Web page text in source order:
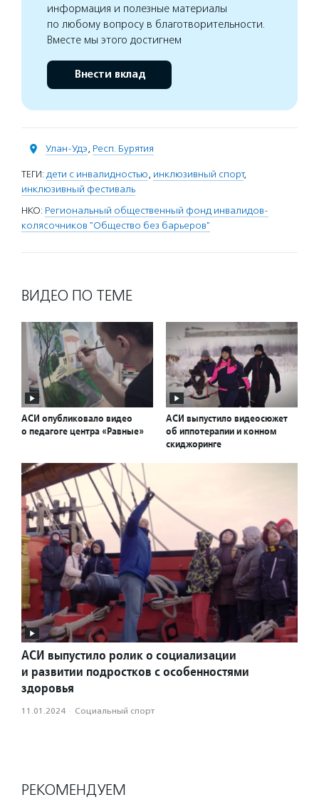
информация и полезные материалы
по любому вопросу в благотворительности.
Вместе мы этого достигнем
Внести вклад
Улан-Удэ, Респ. Бурятия
ТЕГИ: дети с инвалидностью, инклюзивный спорт,
инклюзивный фестиваль
НКО: Региональный общественный фонд инвалидов-
колясочников "Общество без барьеров"
ВИДЕО ПО ТЕМЕ
АСИ опубликовало видео
о педагоге центра «Равные»
АСИ выпустило видеосюжет
об иппотерапии и конном
скиджоринге
АСИ выпустило ролик о социализации
и развитии подростков с особенностями
здоровья
11.01.2024 · Социальный спорт
РЕКОМЕНДУЕМ